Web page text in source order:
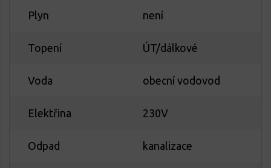
Plyn není
Topení ÚT/dálkové
Voda obecní vodovod
Elektřina 230V
Odpad kanalizace